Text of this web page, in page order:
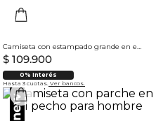
Camiseta con estampado grande en espalda para hombre
$ 109.900
0% Interés
Hasta 3 cuotas. Ver bancos.